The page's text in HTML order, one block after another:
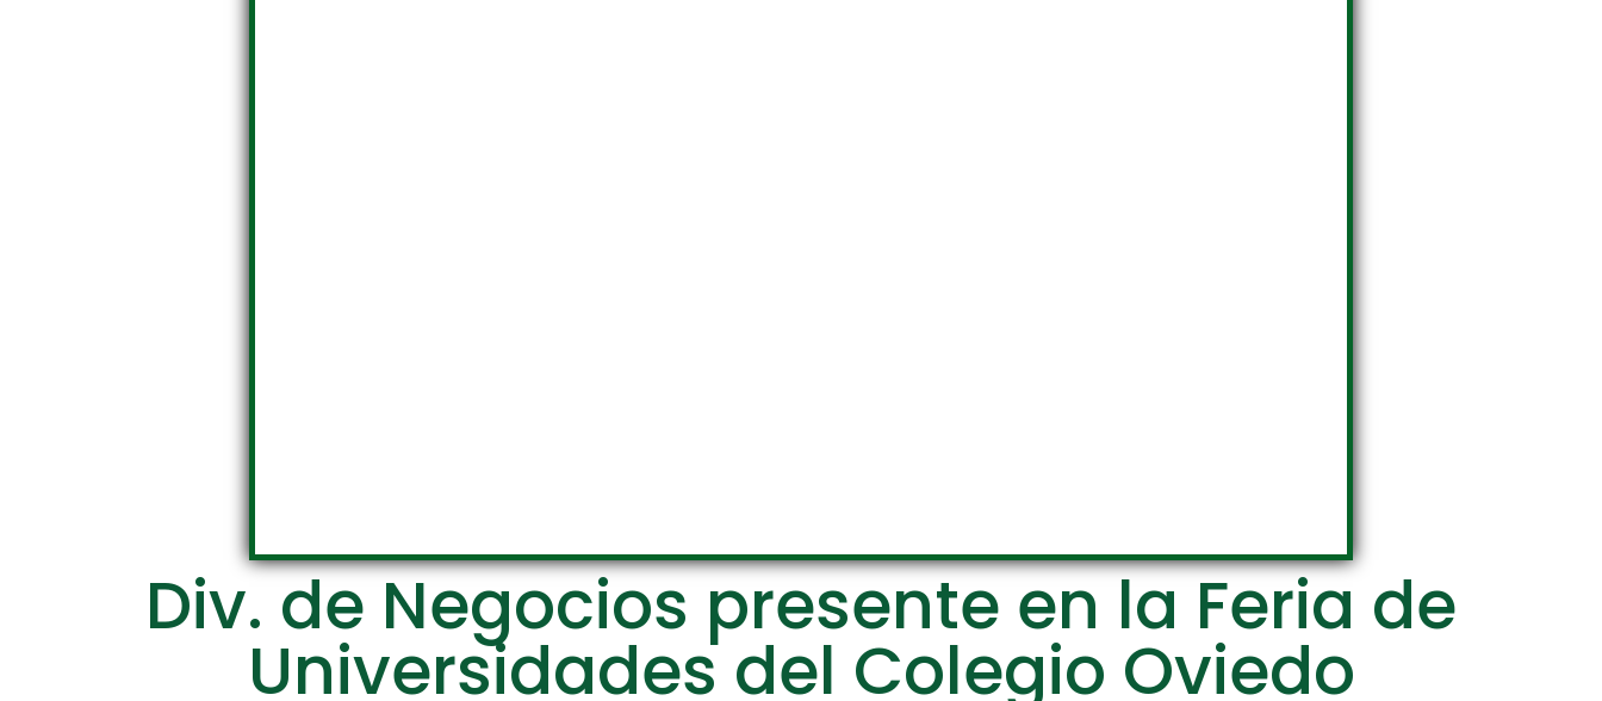
Div. de Negocios presente en la Feria de
Universidades del Colegio Oviedo